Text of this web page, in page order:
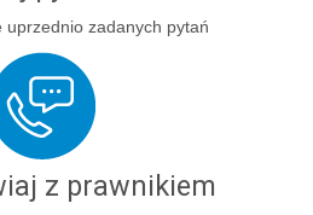
uprzednio zadanych pytań
z prawnikiem